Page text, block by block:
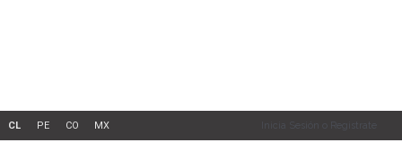
Inicia Sesión o Registrate